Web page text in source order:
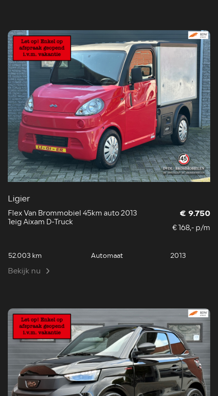
Ligier
Flex Van Brommobiel 45km auto 2013
1eig Aixam D-Truck
€ 9.750
€ 168,- p/m
52.003 km Automaat 2013
Bekijk nu